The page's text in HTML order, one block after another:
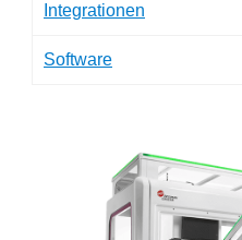
Integrationen
Software